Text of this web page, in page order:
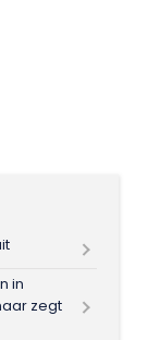
in
zegt